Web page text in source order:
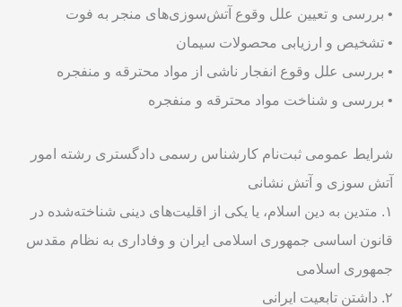
• بررسی و تعیین علل وقوع آتش‌سوزی‌های منجر به فوت
• تشخیص و ارزیابی محصولات سیمان
• بررسی علل وقوع انفجار ناشی از مواد محترقه و منفجره
• بررسی و شناخت مواد محترقه و منفجره
شرایط عمومی ثبت‌نام کارشناس رسمی دادگستری رشته امور
آتش سوزی و آتش نشانی
۱. متدین به دین اسلام، یا یکی از اقلیت‌های دینی شناخته‌شده در
قانون اساسی جمهوری اسلامی ایران و وفاداری به نظام مقدس
جمهوری اسلامی
۲. داشتن تابعیت ایرانی